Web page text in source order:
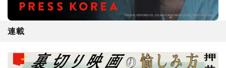
連載